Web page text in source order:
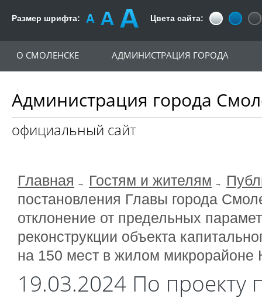
Размер шрифта: Цвета сайта:
Администрация города
официальный сайт
О СМОЛЕНСКЕ АДМИНИСТРАЦИЯ ГОРОДА
Главная Гостям и жителям
постановления Главы города
отклонение от предельных
реконструкции объекта
на 150 мест в жилом микрорайоне
19.03.2024 По проекту